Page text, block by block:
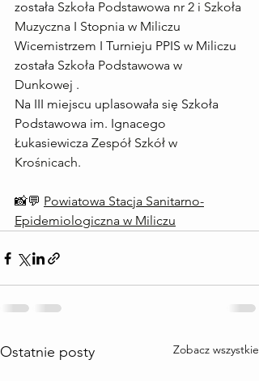
została Szkoła Podstawowa nr 2 i Szkoła
Muzyczna I Stopnia w Miliczu
Wicemistrzem I Turnieju PPIS w Miliczu
została Szkoła Podstawowa w
Dunkowej .
Na III miejscu uplasowała się Szkoła
Podstawowa im. Ignacego
Łukasiewicza Zespół Szkół w
Krośnicach.
📸💬 Powiatowa Stacja Sanitarno-
Epidemiologiczna w Miliczu
Ostatnie posty Zobacz wszystkie